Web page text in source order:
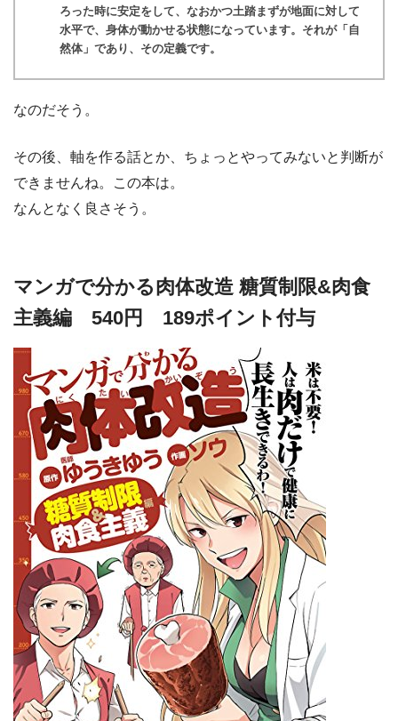
ろった時に安定をして、なおかつ土踏まずが地面に対して
水平で、身体が動かせる状態になっています。それが「自
然体」であり、その定義です。
なのだそう。
その後、軸を作る話とか、ちょっとやってみないと判断が
できませんね。この本は。
なんとなく良さそう。
マンガで分かる肉体改造 糖質制限&肉食
主義編 540円 189ポイント付与